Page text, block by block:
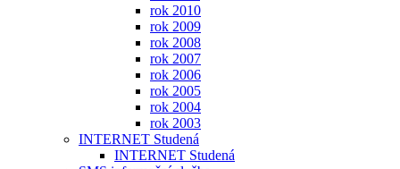
rok 2010
rok 2009
rok 2008
rok 2007
rok 2006
rok 2005
rok 2004
rok 2003
INTERNET Studená
INTERNET Studená